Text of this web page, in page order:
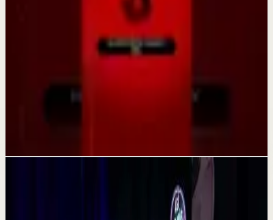
El secreto del éxito de Tony Robbins
Recuperación